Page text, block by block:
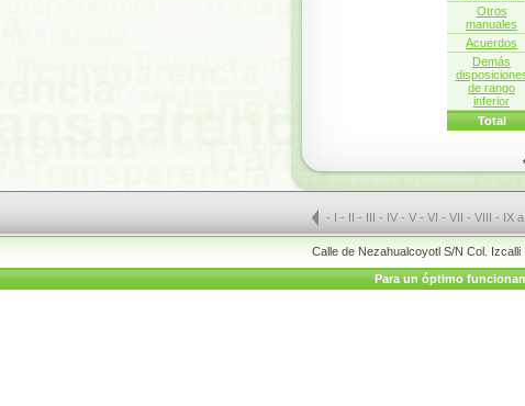
Otros
manuales
Acuerdos
Demás
de rango
inferior
Total
- I - II - III - IV - V - VI - VII - VIII - IX a
Calle de Nezahualcoyotl S/N Col.
Para un óptimo